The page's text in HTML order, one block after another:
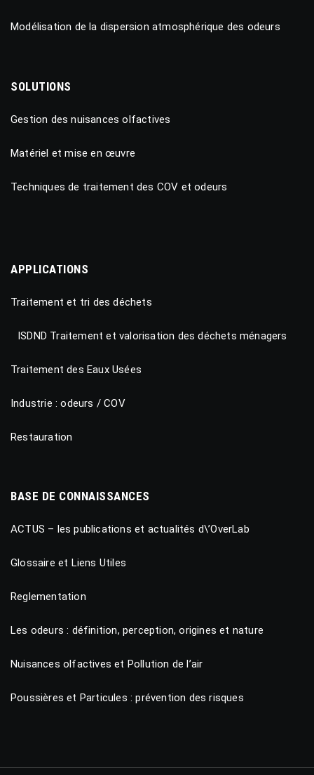
Modélisation de la dispersion atmosphérique des odeurs
SOLUTIONS
Gestion des nuisances olfactives
Matériel et mise en œuvre
Techniques de traitement des COV et odeurs
APPLICATIONS
Traitement et tri des déchets
ISDND Traitement et valorisation des déchets ménagers
Traitement des Eaux Usées
Industrie : odeurs / COV
Restauration
BASE DE CONNAISSANCES
ACTUS – les publications et actualités d\’OverLab
Glossaire et Liens Utiles
Reglementation
Les odeurs : définition, perception, origines et nature
Nuisances olfactives et Pollution de l’air
Poussières et Particules : prévention des risques